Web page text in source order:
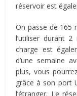
réservoir est
On passe de 165
l’utiliser durant
charge est
d’une semaine
plus, vous
grâce à son port
l’étranger. Le